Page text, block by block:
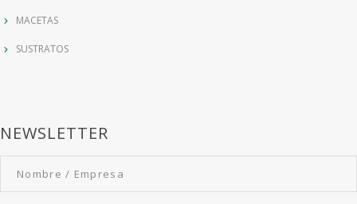
MACETAS
SUSTRATOS
NEWSLETTER